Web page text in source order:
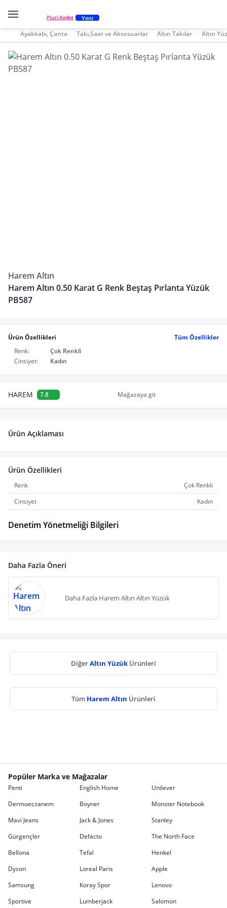
Plus'ı Keşfet Yeni
Ayakkabı, Çanta Takı,Saat ve Aksesuarlar Altın Takılar Altın
Harem Altın
Harem Altın 0.50 Karat G Renk Beştaş Pırlanta Yüzük
PB587
Ürün Özellikleri
Tüm Özellikler
Renk:
Çok Renkli
Cinsiyet:
Kadın
HAREM 7.8 Mağazaya git
Ürün Açıklaması
Ürün Özellikleri
Renk
Çok Renkli
Cinsiyet
Kadın
Denetim Yönetmeliği Bilgileri
Daha Fazla Öneri
Daha Fazla Harem Altın Altın Yüzük
DiğerAltın Yüzük Ürünleri
Tüm Harem Altın Ürünleri
Popüler Marka ve Mağazalar
Penti English Home
Unilever
Dermoeczanem
Boyner
Monster Notebook
Mavi Jeans
Jack & Jones
Stanley
Gürgençler
Defacto
The North Face
Bellona
Tefal
Henkel
Dyson
Loreal Paris
Apple
Samsung
Koray Spor
Lenovo
Sportive
Lumberjack Salomon